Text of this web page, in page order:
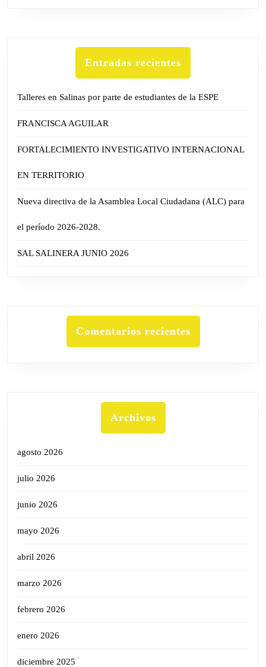
Entradas recientes
Talleres en Salinas por parte de estudiantes de la ESPE
FRANCISCA AGUILAR
FORTALECIMIENTO INVESTIGATIVO INTERNACIONAL
EN TERRITORIO
Nueva directiva de la Asamblea Local Ciudadana (ALC) para
el período 2026-2028.
SAL SALINERA JUNIO 2026
Comentarios recientes
Archivos
agosto 2026
julio 2026
junio 2026
mayo 2026
abril 2026
marzo 2026
febrero 2026
enero 2026
diciembre 2025